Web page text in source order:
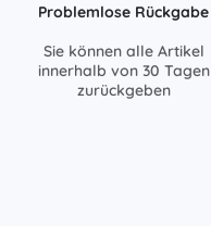
Problemlose Rückgabe
Sie können alle Artikel
innerhalb von 30 Tagen
zurückgeben